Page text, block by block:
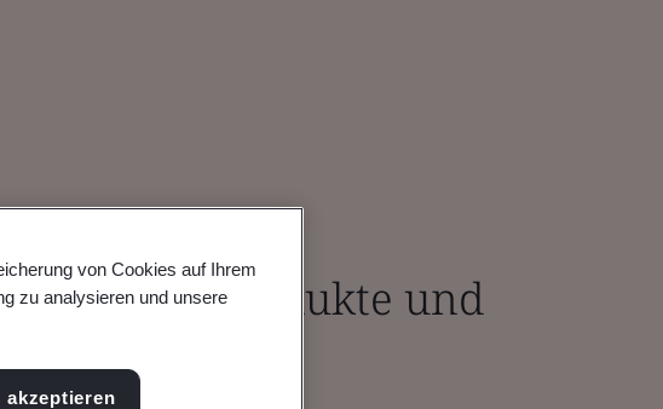
Medizinprodukte und
Sie bereit?
von Cookies auf Ihrem
zu analysieren und unsere
akzeptieren